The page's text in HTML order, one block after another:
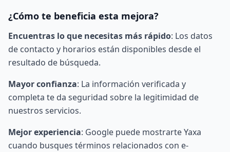
¿Cómo te beneficia esta mejora?
Encuentras lo que necesitas más rápido: Los datos
de contacto y horarios están disponibles desde el
resultado de búsqueda.
Mayor confianza: La información verificada y
completa te da seguridad sobre la legitimidad de
nuestros servicios.
Mejor experiencia: Google puede mostrarte Yaxa
cuando busques términos relacionados con e-